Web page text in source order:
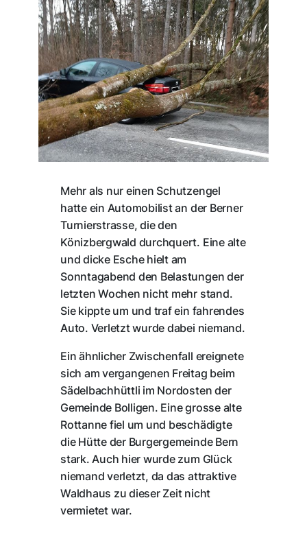
Mehr als nur einen Schutzengel
hatte ein Automobilist an der Berner
Turnierstrasse, die den
Könizbergwald durchquert. Eine alte
und dicke Esche hielt am
Sonntagabend den Belastungen der
letzten Wochen nicht mehr stand.
Sie kippte um und traf ein fahrendes
Auto. Verletzt wurde dabei niemand.
Ein ähnlicher Zwischenfall ereignete
sich am vergangenen Freitag beim
Sädelbachhüttli im Nordosten der
Gemeinde Bolligen. Eine grosse alte
Rottanne fiel um und beschädigte
die Hütte der Burgergemeinde Bern
stark. Auch hier wurde zum Glück
niemand verletzt, da das attraktive
Waldhaus zu dieser Zeit nicht
vermietet war.